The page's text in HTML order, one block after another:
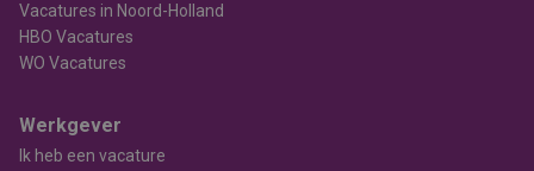
Vacatures in Noord-Holland
HBO Vacatures
WO Vacatures
Werkgever
Ik heb een vacature